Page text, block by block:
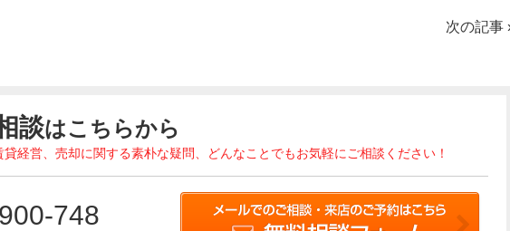
次の記事
談はこちらから
経営、売却に関する素朴な疑問、どんなことでもお気軽にご相談ください！
748